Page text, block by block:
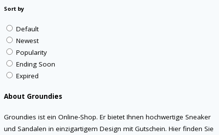
Sort by
Default
Newest
Popularity
Ending Soon
Expired
About Groundies
Groundies ist ein Online-Shop. Er bietet Ihnen hochwertige Sneaker
und Sandalen in einzigartigem Design mit Gutschein. Hier finden Sie